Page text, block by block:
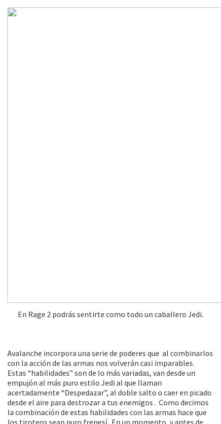
En Rage 2 podrás sentirte como todo un caballero Jedi.
Avalanche incorpora una serie de poderes que al combinarlos
con la acción de las armas nos volverán casi imparables.
Estas “habilidades” son de lo más variadas, van desde un
empujón al más puro estilo Jedi al que llaman
acertadamente “Despedazar”, al doble salto o caer en picado
desde el aire para destrozar a tus enemigos . Como decimos
la combinación de estas habilidades con las armas hace que
los tiroteos sean puro frenesí. En un momento, y antes de